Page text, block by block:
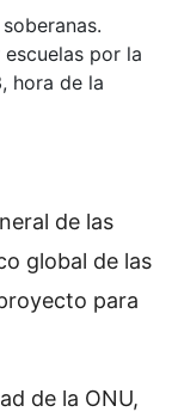
por la
hora de la
de las
global de las
para
de la ONU,